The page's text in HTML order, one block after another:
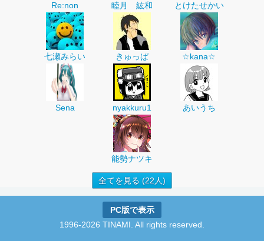
Re:non 睦月 紘和 とけたせかい
七瀬みらい きゅっぱ ☆kana☆
Sena nyakkuru1 あいうち
能勢ナツキ
全てを見る (22人)
PC版で表示
1996-2026 TINAMI. All rights reserved.